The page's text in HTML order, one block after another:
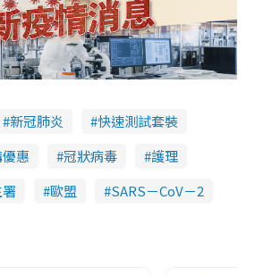
新冠肺炎
快速測試套裝
惠 冠狀病毒
護理
歐盟 SARS－CoV－2